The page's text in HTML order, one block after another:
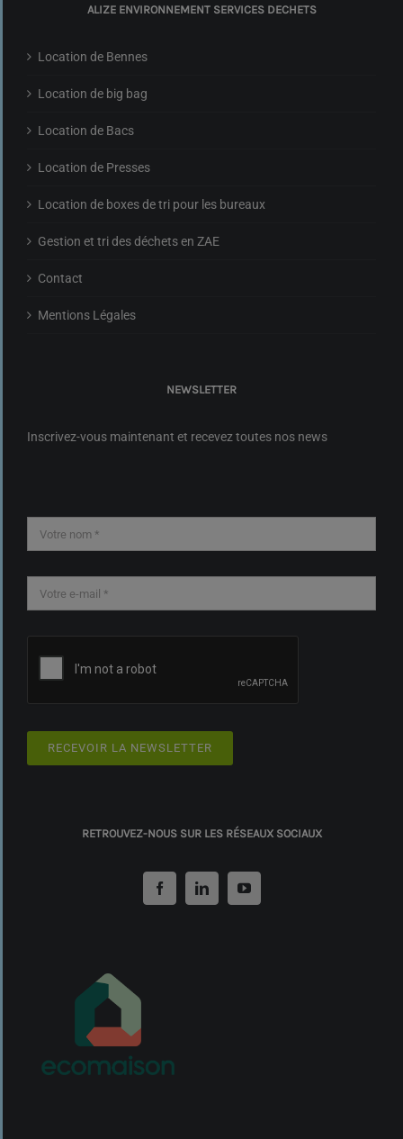
ALIZE ENVIRONNEMENT SERVICES DECHETS
Location de Bennes
Location de big bag
Location de Bacs
Location de Presses
Location de boxes de tri pour les bureaux
Gestion et tri des déchets en ZAE
Contact
Mentions Légales
NEWSLETTER
Inscrivez-vous maintenant et recevez toutes nos news
RECEVOIR LA NEWSLETTER
RETROUVEZ-NOUS SUR LES RÉSEAUX SOCIAUX